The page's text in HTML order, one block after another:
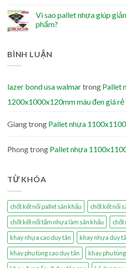
Vì sao pallet nhựa giúp
phẩm?
BÌNH LUẬN
lazer bond usa walmartrong Pallet
1200x1000x120mm màu đen giá rẻ
Giangtrong Pallet nhựa
Phongtrong Pallet nhựa
TỪ KHÓA
chốt kết nối pallet sân khấu
chốt kết nối
chốt kết nối tấm nhựa làm sân khấu
chốt
khay nhựa cao duy tân
khay nhựa duy
khay phụ tùng cao duy tân
khay phụ